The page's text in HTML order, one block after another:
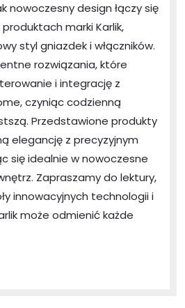
nowoczesny design łączy się
marki Karlik,
styl gniazdek i włączników.
rozwiązania, które
i integrację z
czyniąc codzienną
Przedstawione produkty
elegancję z precyzyjnym
się idealnie w nowoczesne
Zapraszamy do lektury,
innowacyjnych technologii i
może odmienić każde